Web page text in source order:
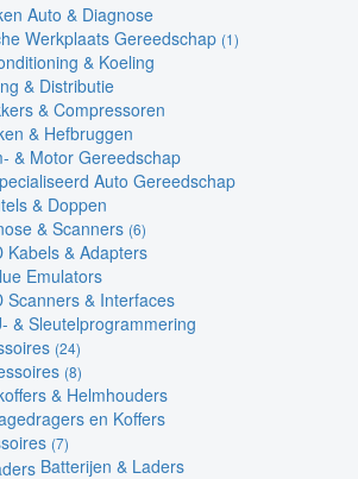
Auto & Diagnose
Werkplaats Gereedschap (1)
& Koeling
& Distributie
& Compressoren
& Hefbruggen
& Motor Gereedschap
Auto Gereedschap
& Doppen
& Scanners (6)
Kabels & Adapters
Emulators
Scanners & Interfaces
& Sleutelprogrammering
(24)
(8)
& Helmhouders
en Koffers
(7)
Batterijen & Laders